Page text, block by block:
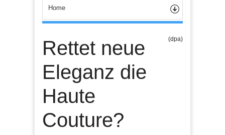
Rettet neue
Eleganz die
Haute
Couture?
(dpa)